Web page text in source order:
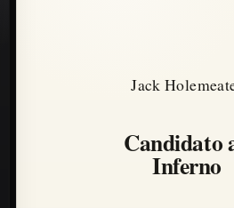
Jack
Candidato
Inferno